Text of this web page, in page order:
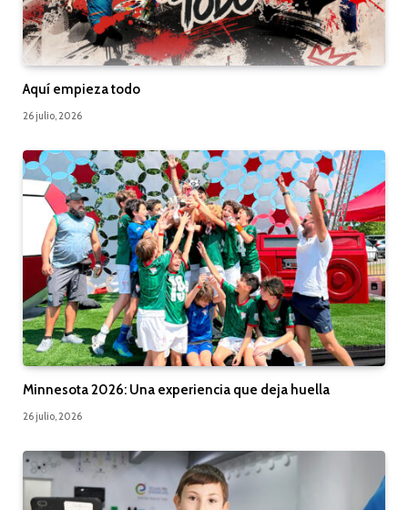
Aquí empieza todo
26 julio, 2026
Minnesota 2026: Una experiencia que deja huella
26 julio, 2026